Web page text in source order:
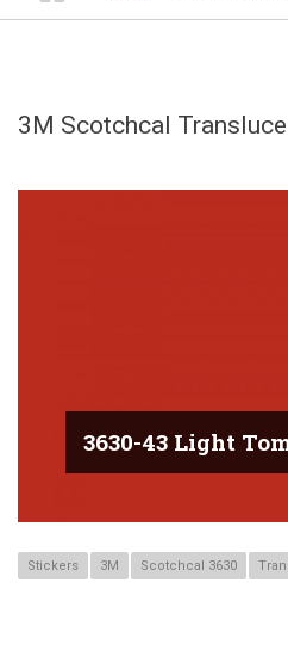
BREADCRUMB
ム
3M Scotchcal
3630-43 Light
Stickers 3M Scotchcal 3630